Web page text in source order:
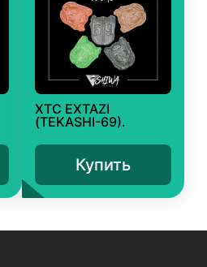
XTC EXTAZI
(TEKASHI-69).
Купить